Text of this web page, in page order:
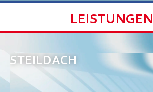
LEISTUNGEN
STEILDACH